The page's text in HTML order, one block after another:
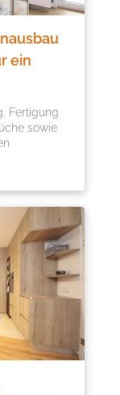
ein
Fertigung
sowie